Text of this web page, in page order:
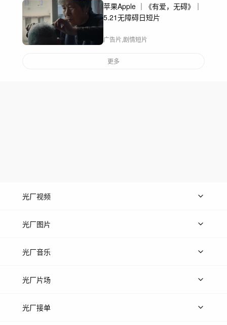
苹果Apple ｜《有爱，无碍》｜
5.21无障碍日短片
广告片,剧情短片
更多
光厂视频
上传视频
光厂图片
上传图片
光厂音乐
热门音乐
光厂片场
上传案例
光厂接单